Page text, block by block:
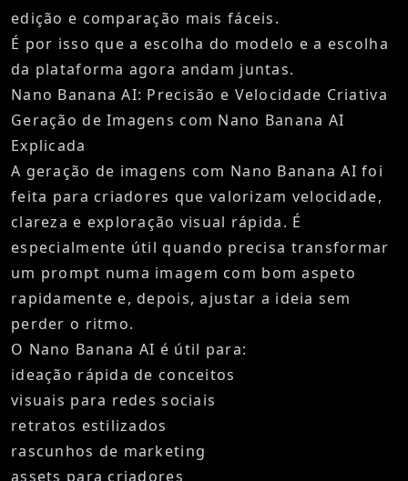
edição e comparação mais fáceis.
É por isso que a escolha do modelo e a escolha
da plataforma agora andam juntas.
Nano Banana AI: Precisão e Velocidade Criativa
Geração de Imagens com Nano Banana AI
Explicada
A geração de imagens com Nano Banana AI foi
feita para criadores que valorizam velocidade,
clareza e exploração visual rápida. É
especialmente útil quando precisa transformar
um prompt numa imagem com bom aspeto
rapidamente e, depois, ajustar a ideia sem
perder o ritmo.
O Nano Banana AI é útil para:
ideação rápida de conceitos
visuais para redes sociais
retratos estilizados
rascunhos de marketing
assets para criadores